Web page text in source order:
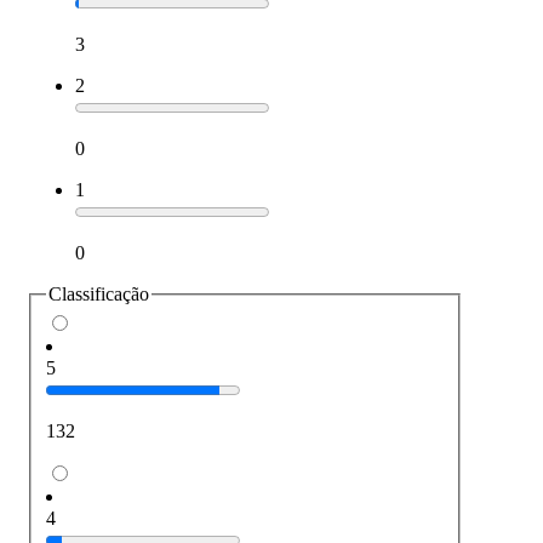
3
2
0
1
0
Classificação
5
132
4